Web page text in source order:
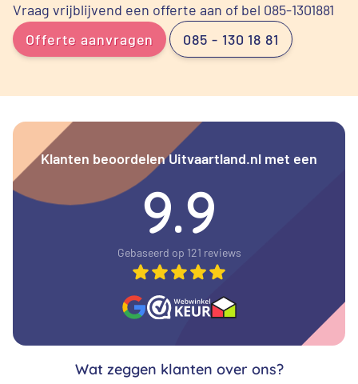
Vraag vrijblijvend een offerte aan of bel 085-1301881
Offerte aanvragen
085 - 130 18 81
Klanten beoordelen Uitvaartland.nl met een
9.9
Gebaseerd op 121 reviews
Wat zeggen klanten over ons?